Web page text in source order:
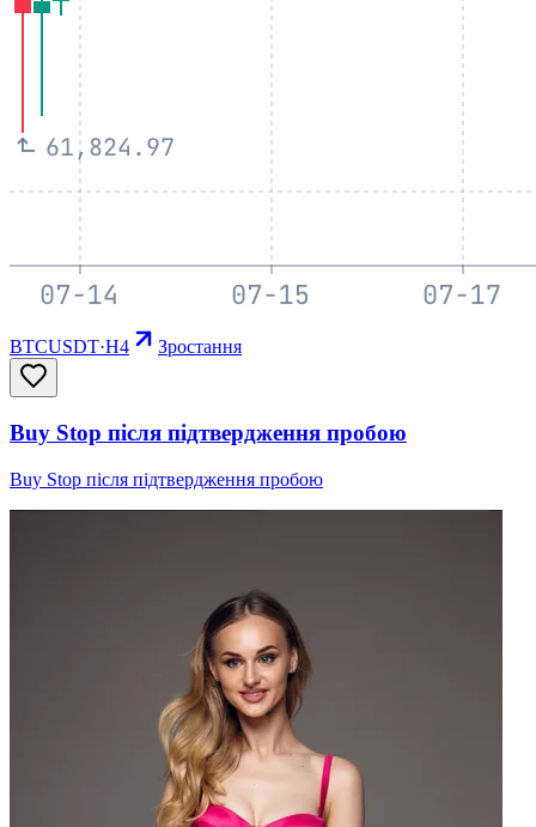
BTCUSDT·H4 Зростання
Buy Stop після підтвердження пробою
Buy Stop після підтвердження пробою